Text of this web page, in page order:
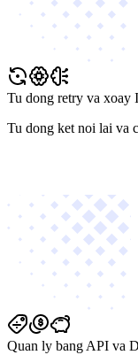
Tu dong retry va xoay
Tu dong ket noi lai va
Quan ly bang API va